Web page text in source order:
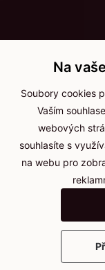
Na
Soubory cookies
Vaším
webových
souhlasíte s
na webu pro